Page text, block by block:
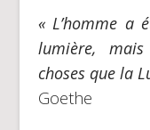
« L’homme a
lumière,
choses que la
Goethe